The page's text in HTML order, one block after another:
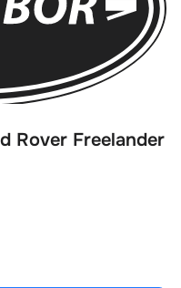
Rover Freelander